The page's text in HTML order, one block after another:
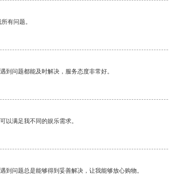
有问题。
到问题都能及时解决，服务态度非常好。
以满足我不同的娱乐需求。
到问题总是能够得到妥善解决，让我能够放心购物。